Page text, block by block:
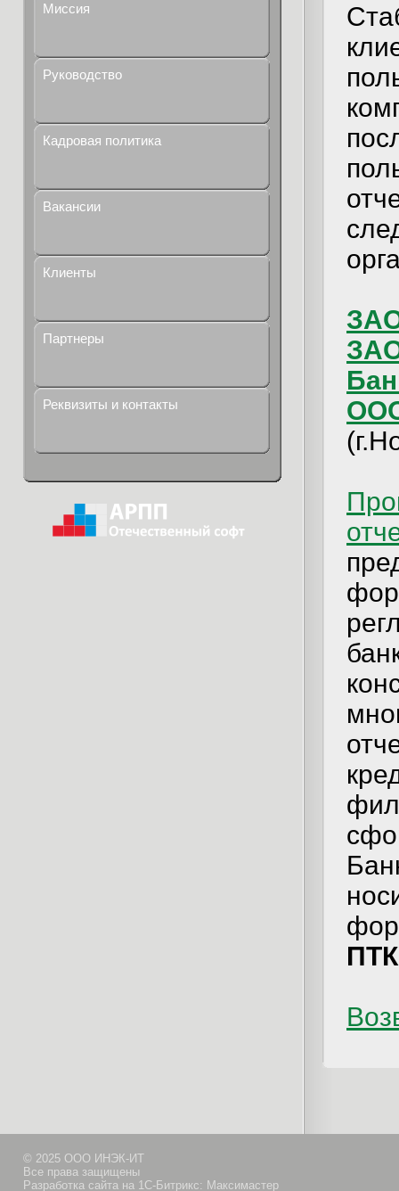
Миссия
Руководство
Кадровая политика
Вакансии
Клиенты
Партнеры
Реквизиты и контакты
© 2025 ООО ИНЭК-ИТ
Все права защищены
Разработка сайта на 1С-Битрикс: Максимастер